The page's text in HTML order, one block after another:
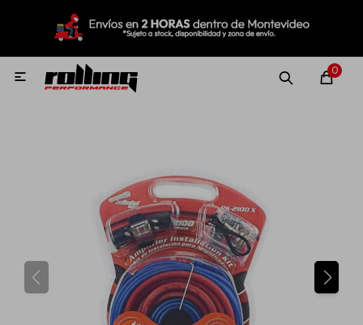
0

MI CUENTA
Nuevo! Rolling Repuestos